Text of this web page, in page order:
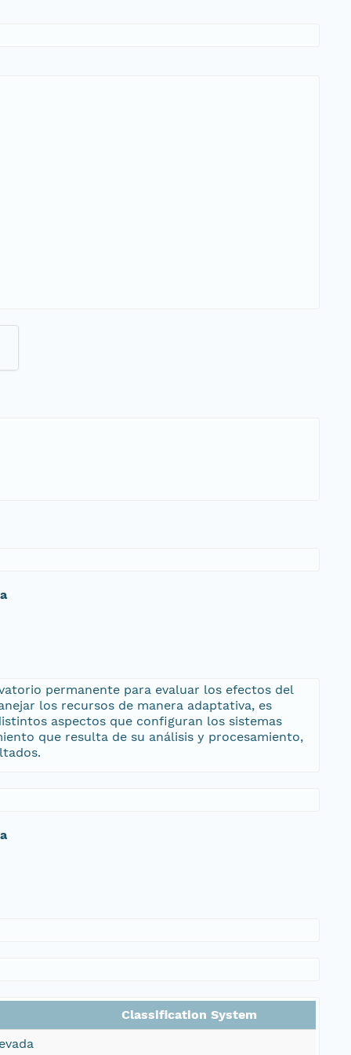
permanente para evaluar los efectos del
los recursos de manera adaptativa, es
aspectos que configuran los sistemas
que resulta de su análisis y procesamiento,
Classification System